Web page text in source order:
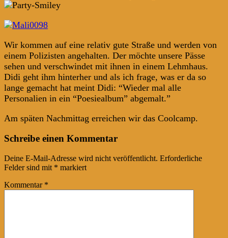
Wir kommen auf eine relativ gute Straße und werden von
einem Polizisten angehalten. Der möchte unsere Pässe
sehen und verschwindet mit ihnen in einem Lehmhaus.
Didi geht ihm hinterher und als ich frage, was er da so
lange gemacht hat meint Didi: “Wieder mal alle
Personalien in ein “Poesiealbum” abgemalt.”
Am späten Nachmittag erreichen wir das Coolcamp.
Post
navigation
←
→
Schreibe einen Kommentar
Deine E-Mail-Adresse wird nicht veröffentlicht. Erforderliche
Felder sind mit * markiert
Kommentar *